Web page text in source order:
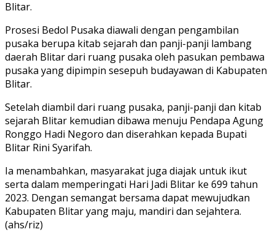
Blitar.
Prosesi Bedol Pusaka diawali dengan pengambilan
pusaka berupa kitab sejarah dan panji-panji lambang
daerah Blitar dari ruang pusaka oleh pasukan pembawa
pusaka yang dipimpin sesepuh budayawan di Kabupaten
Blitar.
Setelah diambil dari ruang pusaka, panji-panji dan kitab
sejarah Blitar kemudian dibawa menuju Pendapa Agung
Ronggo Hadi Negoro dan diserahkan kepada Bupati
Blitar Rini Syarifah.
Ia menambahkan, masyarakat juga diajak untuk ikut
serta dalam memperingati Hari Jadi Blitar ke 699 tahun
2023. Dengan semangat bersama dapat mewujudkan
Kabupaten Blitar yang maju, mandiri dan sejahtera.
(ahs/riz)